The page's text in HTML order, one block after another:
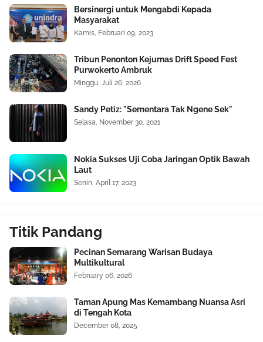
Bersinergi untuk Mengabdi Kepada
Masyarakat
Kamis, Februari 09, 2023
Tribun Penonton Kejurnas Drift Speed Fest
Purwokerto Ambruk
Minggu, Juli 26, 2026
Sandy Petiz: "Sementara Tak Ngene Sek"
Selasa, November 30, 2021
Nokia Sukses Uji Coba Jaringan Optik Bawah
Laut
Senin, April 17, 2023
Titik Pandang
Pecinan Semarang Warisan Budaya
Multikultural
February 06, 2026
Taman Apung Mas Kemambang Nuansa Asri
di Tengah Kota
December 08, 2025